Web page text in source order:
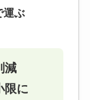
運ぶ
減
限に